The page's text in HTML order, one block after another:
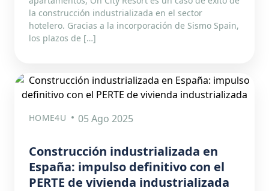
la construcción industrializada en el sector
hotelero. Gracias a la incorporación de Sismo Spain,
los plazos de […]
HOME4U 05 Ago 2025
Construcción industrializada en
España: impulso definitivo con el
PERTE de vivienda industrializada